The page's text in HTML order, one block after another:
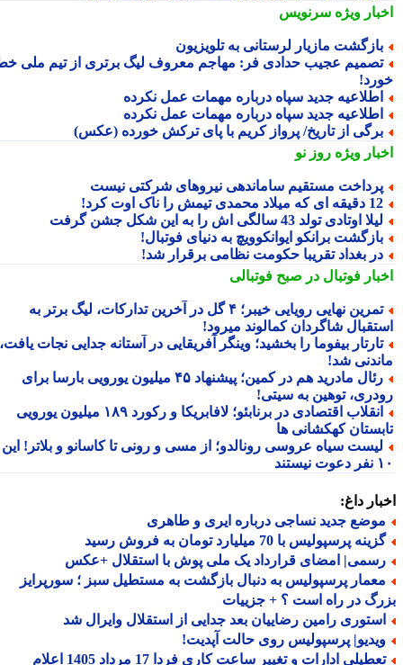
ویژهسرنویس
مازیار لرستانی به تلویزیون
عجیب حدادی فر: مهاجم معروف لیگ برتری از تیم ملی خط
جدید سپاه درباره مهمات عمل نکرده
جدید سپاه درباره مهمات عمل نکرده
از تاریخ/ پرواز کریم با پای ترکش خورده (عکس)
ویژهروز نو
مستقیم ساماندهی نیروهای شرکتی نیست
میلاد محمدی تیمش را ناک اوت کرد!
اوتادی تولد 43 سالگی اش را به این شکل جشن گرفت
برانکو ایوانکوویچ به دنیای فوتبال!
بغداد تقریبا حکومت نظامی برقرار شد!
فوتبال در صبح فوتبالی
تمرین نهایی رویایی خیبر؛ ۴ گل در آخرین تدارکات، لیگ برتر به
شاگردان کمالوند میرود!
بیفوما را بخشید؛ وینگر آفریقایی در آستانه جدایی نجات یافت،
شد!
رئال مادرید هم در کمین؛ پیشنهاد ۴۵ میلیون یورویی بارسا برای
توهین به سیتی!
انقلاب اقتصادی در برنابئو؛ لافابریکا و رکورد ۱۸۹ میلیون یورویی
کهکشانی ها
سیاه عروسی رونالدو؛ از مسی و رونی تا کاسانو و بلاتر! این
داغ:
جدید نساجی درباره ایری و طاهری
پرسپولیس با 70 میلیارد تومان به فروش رسید
امضای قرارداد یک ملی پوش با استقلال +عکس
پرسپولیس به دنبال بازگشت به مستطیل سبز ؛ سورپرایز
در راه است ؟ + جزییات
رامین رضاییان بعد جدایی از استقلال وایرال شد
پرسپولیس روی حالت آپدیت!
تعطیلی ادارات و تغییر ساعت کاری فردا 17 مرداد 1405 اعلام